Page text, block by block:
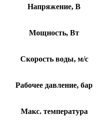
Напряжение, В
Мощность, Вт
Скорость воды, м/с
Рабочее давление, бар
Макс. температура